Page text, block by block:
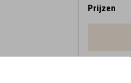
Prijzen